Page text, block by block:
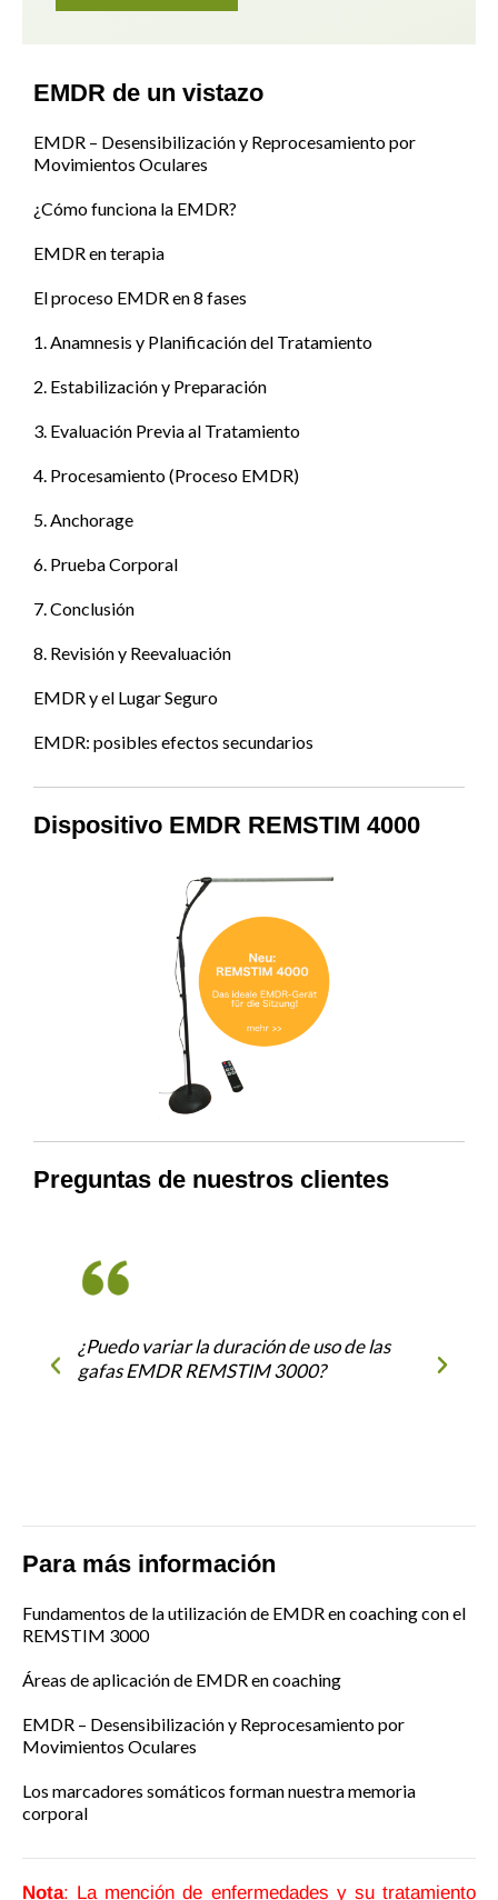
EMDR de un vistazo
EMDR – Desensibilización y Reprocesamiento por
Movimientos Oculares
¿Cómo funciona la EMDR?
EMDR en terapia
El proceso EMDR en 8 fases
1. Anamnesis y Planificación del Tratamiento
2. Estabilización y Preparación
3. Evaluación Previa al Tratamiento
4. Procesamiento (Proceso EMDR)
5. Anchorage
6. Prueba Corporal
7. Conclusión
8. Revisión y Reevaluación
EMDR y el Lugar Seguro
EMDR: posibles efectos secundarios
Dispositivo EMDR REMSTIM 4000
Preguntas de nuestros clientes
¿Puedo variar la duración de uso de las
gafas EMDR REMSTIM 3000?
Para más información
Fundamentos de la utilización de EMDR en coaching con el
REMSTIM 3000
Áreas de aplicación de EMDR en coaching
EMDR – Desensibilización y Reprocesamiento por
Movimientos Oculares
Los marcadores somáticos forman nuestra memoria
corporal
Nota: La mención de enfermedades y su tratamiento